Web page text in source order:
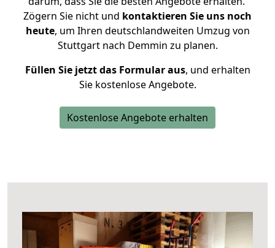
Zögern Sie nicht und kontaktieren Sie uns noch
heute, um Ihren deutschlandweiten Umzug von
Stuttgart nach Demmin zu planen.
Füllen Sie jetzt das Formular aus, und erhalten
Sie kostenlose Angebote.
Kostenlose Angebote erhalten